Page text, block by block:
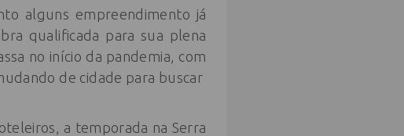
alguns empreendimento já
qualificada para sua plena
no início da pandemia, com
de cidade para buscar
a temporada na Serra